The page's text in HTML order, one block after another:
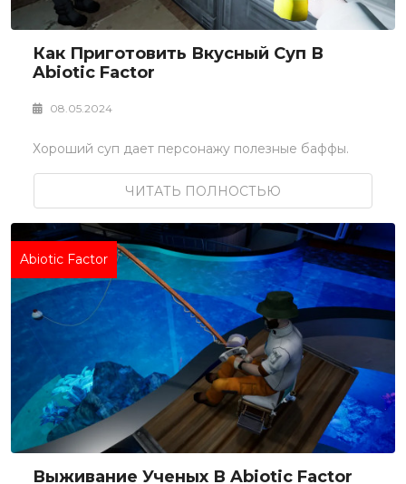
Как Приготовить Вкусный Суп В
Abiotic Factor
08.05.2024
Хороший суп дает персонажу полезные баффы.
ЧИТАТЬ ПОЛНОСТЬЮ
Abiotic Factor
Выживание Ученых В Abiotic Factor